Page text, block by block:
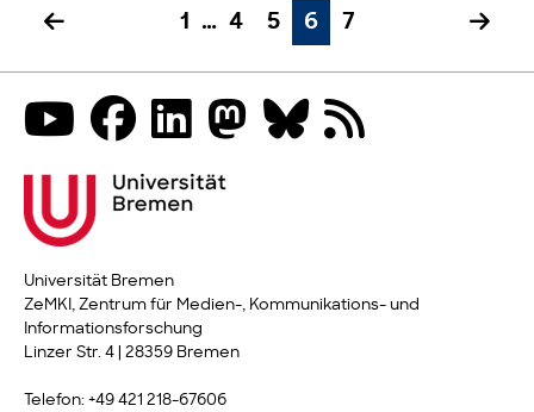
1 … 4 5 6 7
Universität Bremen
ZeMKI, Zentrum für Medien-, Kommunikations- und
Informationsforschung
Linzer Str. 4 | 28359 Bremen
Telefon: +49 421 218-67606